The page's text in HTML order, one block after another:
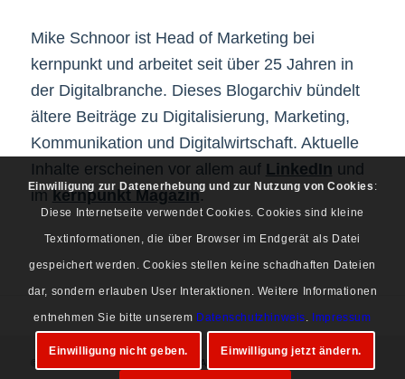
Mike Schnoor ist Head of Marketing bei
kernpunkt und arbeitet seit über 25 Jahren in
der Digitalbranche. Dieses Blogarchiv bündelt
ältere Beiträge zu Digitalisierung, Marketing,
Kommunikation und Digitalwirtschaft. Aktuelle
Inhalte erscheinen vor allem auf LinkedIn und
imkernpunkt Magazin.
© Copyright 1997-2026 Mike Schnoor. Alle Rechte vorbehalten.
Einwilligung zur Datenerhebung und zur Nutzung von Cookies :
Diese Internetseite verwendet Cookies. Cookies sind kleine
Textinformationen, die über Browser im Endgerät als Datei
gespeichert werden. Cookies stellen keine schadhaften Dateien
dar, sondern erlauben User Interaktionen. Weitere Informationen
entnehmen Sie bitte unserem Datenschutzhinweis. Impressum
Einwilligung nicht geben. Einwilligung jetzt ändern.